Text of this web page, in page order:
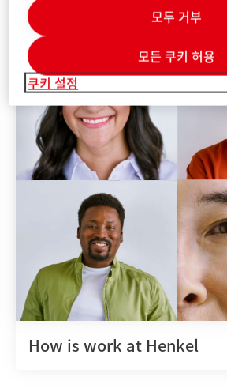
How is work at Henkel
쿠키 설정
모두 거부
모든 쿠키 허용